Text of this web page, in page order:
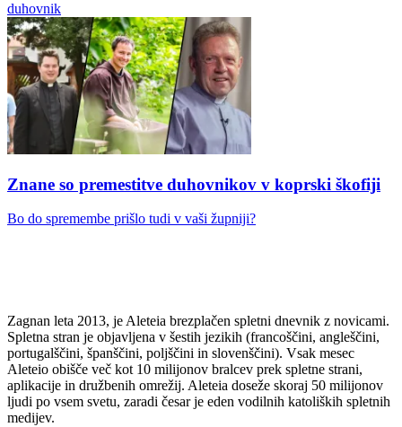
duhovnik
Znane so premestitve duhovnikov v koprski škofiji
Bo do spremembe prišlo tudi v vaši župniji?
Zagnan leta 2013, je Aleteia brezplačen spletni dnevnik z novicami.
Spletna stran je objavljena v šestih jezikih (francoščini, angleščini,
portugalščini, španščini, poljščini in slovenščini). Vsak mesec
Aleteio obišče več kot 10 milijonov bralcev prek spletne strani,
aplikacije in družbenih omrežij. Aleteia doseže skoraj 50 milijonov
ljudi po vsem svetu, zaradi česar je eden vodilnih katoliških spletnih
medijev.